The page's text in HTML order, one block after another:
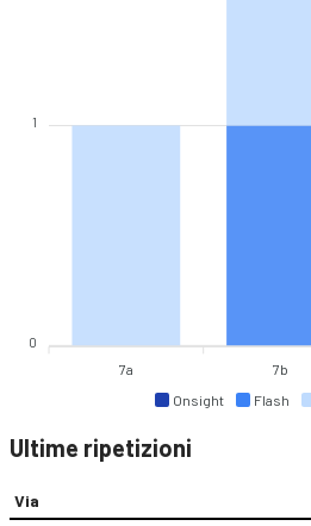
Onsight Flash
1
0
7a 7b
Ultime ripetizioni
Via